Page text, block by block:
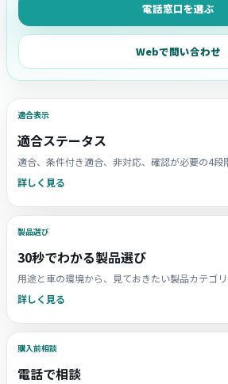
電話窓口を選ぶ
Webで問い合わせ
適合表示
適合ステータス
適合、条件付き適合、非対応、確認が必要の4段
詳しく見る
製品選び
30秒でわかる製品選び
用途と車の環境から、見ておきたい製品カテゴリ
詳しく見る
購入前相談
電話で相談